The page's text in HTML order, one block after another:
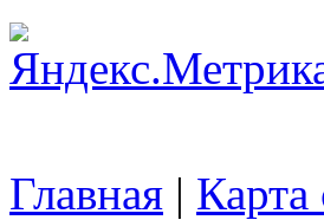
Главная | Карта